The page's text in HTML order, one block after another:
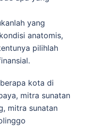
yang
anatomis,
pilihlah
kota di
mitra sunatan
mitra sunatan